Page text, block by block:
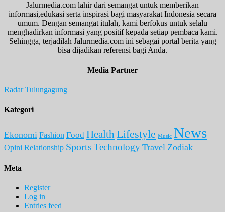
Jalurmedia.com lahir dari semangat untuk memberikan
informasi,edukasi serta inspirasi bagi masyarakat Indonesia secara
umum. Dengan semangat itulah, kami berfokus untuk selalu
menghadirkan informasi yang positif kepada setiap pembaca kami.
Sehingga, terjadilah Jalurmedia.com ini sebagai portal berita yang
bisa dijadikan referensi bagi Anda.
Media Partner
Radar Tulungagung
Kategori
Ekonomi Fashion Food Health Lifestyle Music News
Opini Relationship Sports Technology Travel Zodiak
Meta
Register
Log in
Entries feed